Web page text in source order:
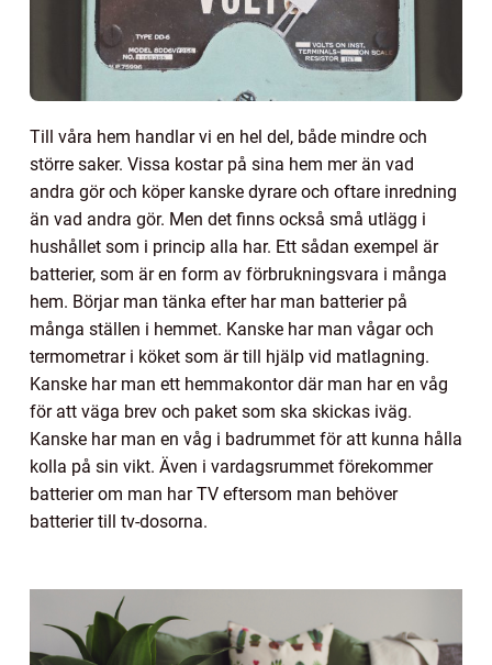
Till våra hem handlar vi en hel del, både mindre och
större saker. Vissa kostar på sina hem mer än vad
andra gör och köper kanske dyrare och oftare inredning
än vad andra gör. Men det finns också små utlägg i
hushållet som i princip alla har. Ett sådan exempel är
batterier, som är en form av förbrukningsvara i många
hem. Börjar man tänka efter har man batterier på
många ställen i hemmet. Kanske har man vågar och
termometrar i köket som är till hjälp vid matlagning.
Kanske har man ett hemmakontor där man har en våg
för att väga brev och paket som ska skickas iväg.
Kanske har man en våg i badrummet för att kunna hålla
kolla på sin vikt. Även i vardagsrummet förekommer
batterier om man har TV eftersom man behöver
batterier till tv-dosorna.